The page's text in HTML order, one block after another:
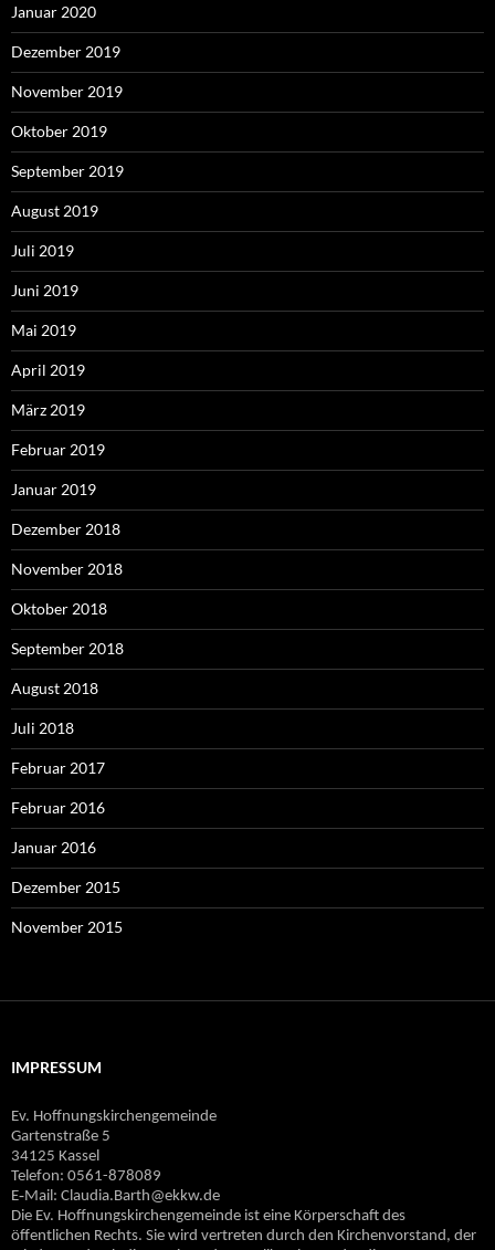
Januar 2020
Dezember 2019
November 2019
Oktober 2019
September 2019
August 2019
Juli 2019
Juni 2019
Mai 2019
April 2019
März 2019
Februar 2019
Januar 2019
Dezember 2018
November 2018
Oktober 2018
September 2018
August 2018
Juli 2018
Februar 2017
Februar 2016
Januar 2016
Dezember 2015
November 2015
IMPRESSUM
Ev. Hoffnungskirchengemeinde
Gartenstraße 5
34125 Kassel
Telefon: 0561-878089
E‐Mail: Claudia.Barth@ekkw.de
Die Ev. Hoffnungskirchengemeinde ist eine Körperschaft des
öffentlichen Rechts. Sie wird vertreten durch den Kirchenvorstand, der